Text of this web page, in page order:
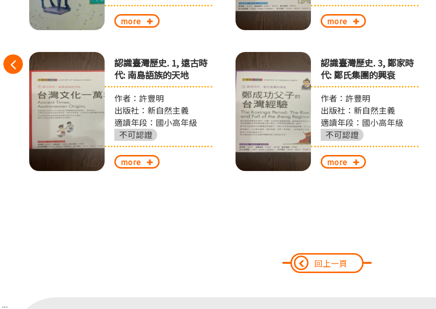
往
切
more
認識臺灣歷史. 1, 遠古時
代: 南島語族的天地
作者：許豐明
出版社：新自然主義
適讀年段：國小高年級
不可認證
more
more
認識臺灣歷史. 3, 鄭家時
代: 鄭氏集團的興衰
作者：許豐明
出版社：新自然主義
適讀年段：國小高年級
不可認證
more
回上一頁